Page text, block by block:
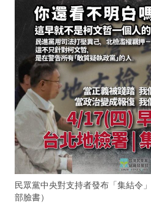
民眾黨中央對支持者發布「集結令
部臉書）